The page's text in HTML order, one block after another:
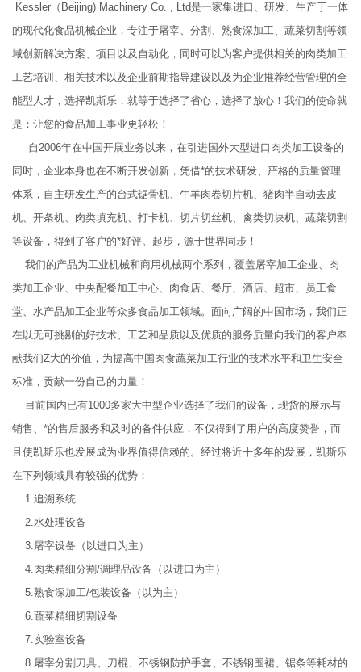
Kessler（Beijing) Machinery Co. , Ltd是一家集进口、研发、生产于一体
的现代化食品机械企业，专注于屠宰、分割、熟食深加工、蔬菜切割等领
域创新解决方案、项目以及自动化，同时可以为客户提供相关的肉类加工
工艺培训、相关技术以及企业前期指导建设以及为企业推荐经营管理的全
能型人才，选择凯斯乐，就等于选择了省心，选择了放心！我们的使命就
是：让您的食品加工事业更轻松！
自2006年在中国开展业务以来，在引进国外大型进口肉类加工设备的
同时，企业本身也在不断开发创新，凭借*的技术研发、严格的质量管理
体系，自主研发生产的台式锯骨机、牛羊肉卷切片机、猪肉半自动去皮
机、开条机、肉类填充机、打卡机、切片切丝机、禽类切块机、蔬菜切割
等设备，得到了客户的*好评。起步，源于世界同步！
我们的产品为工业机械和商用机械两个系列，覆盖屠宰加工企业、肉
类加工企业、中央配餐加工中心、肉食店、餐厅、酒店、超市、员工食
堂、水产品加工企业等众多食品加工领域。面向广阔的中国市场，我们正
在以无可挑剔的好技术、工艺和品质以及优质的服务质量向我们的客户奉
献我们Z大的价值，为提高中国肉食蔬菜加工行业的技术水平和卫生安全
标准，贡献一份自己的力量！
目前国内已有1000多家大中型企业选择了我们的设备，现货的展示与
销售、*的售后服务和及时的备件供应，不仅得到了用户的高度赞誉，而
且使凯斯乐也发展成为业界值得信赖的。经过将近十多年的发展，凯斯乐
在下列领域具有较强的优势：
1.追溯系统
2.水处理设备
3.屠宰设备（以进口为主）
4.肉类精细分割/调理品设备（以进口为主）
5.熟食深加工/包装设备（以为主）
6.蔬菜精细切割设备
7.实验室设备
8.屠宰分割刀具、刀棍、不锈钢防护手套、不锈钢围裙、锯条等耗材的